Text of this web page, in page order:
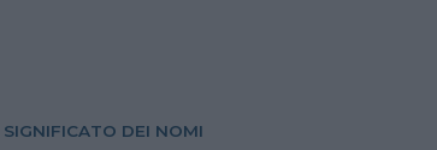
SIGNIFICATO DEI NOMI